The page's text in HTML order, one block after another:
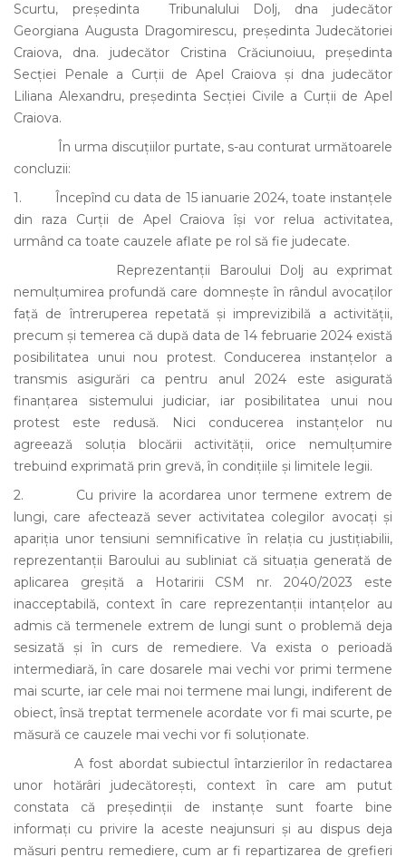
Scurtu, președinta Tribunalului Dolj, dna judecător
Georgiana Augusta Dragomirescu, președinta Judecătoriei
Craiova, dna. judecător Cristina Crăciunoiuu, președinta
Secției Penale a Curții de Apel Craiova și dna judecător
Liliana Alexandru, președinta Secției Civile a Curții de Apel
Craiova.
În urma discuțiilor purtate, s-au conturat următoarele
concluzii:
1. Începînd cu data de 15 ianuarie 2024, toate instanțele
din raza Curții de Apel Craiova își vor relua activitatea,
urmând ca toate cauzele aflate pe rol să fie judecate.
Reprezentanții Baroului Dolj au exprimat
nemulțumirea profundă care domnește în rândul avocaților
față de întreruperea repetată și imprevizibilă a activității,
precum și temerea că după data de 14 februarie 2024 există
posibilitatea unui nou protest. Conducerea instanțelor a
transmis asigurări ca pentru anul 2024 este asigurată
finanțarea sistemului judiciar, iar posibilitatea unui nou
protest este redusă. Nici conducerea instanțelor nu
agreează soluția blocării activității, orice nemulțumire
trebuind exprimată prin grevă, în condițiile și limitele legii.
2. Cu privire la acordarea unor termene extrem de
lungi, care afectează sever activitatea colegilor avocați și
apariția unor tensiuni semnificative în relația cu justițiabilii,
reprezentanții Baroului au subliniat că situația generată de
aplicarea greșită a Hotaririi CSM nr. 2040/2023 este
inacceptabilă, context în care reprezentanții intanțelor au
admis că termenele extrem de lungi sunt o problemă deja
sesizată și în curs de remediere. Va exista o perioadă
intermediară, în care dosarele mai vechi vor primi termene
mai scurte, iar cele mai noi termene mai lungi, indiferent de
obiect, însă treptat termenele acordate vor fi mai scurte, pe
măsură ce cauzele mai vechi vor fi soluționate.
A fost abordat subiectul întarzierilor în redactarea
unor hotărâri judecătorești, context în care am putut
constata că președinții de instanțe sunt foarte bine
informați cu privire la aceste neajunsuri și au dispus deja
măsuri pentru remediere, cum ar fi repartizarea de grefieri